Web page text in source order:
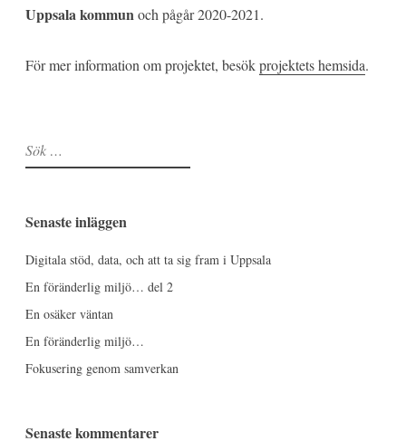
Uppsala kommunoch pågår 2020-2021.
För mer information om projektet, besökprojektets hemsida.
Sök
efter:
Senaste inläggen
Digitala stöd, data, och att ta sig fram i Uppsala
En föränderlig miljö… del 2
En osäker väntan
En föränderlig miljö…
Fokusering genom samverkan
Senaste kommentarer